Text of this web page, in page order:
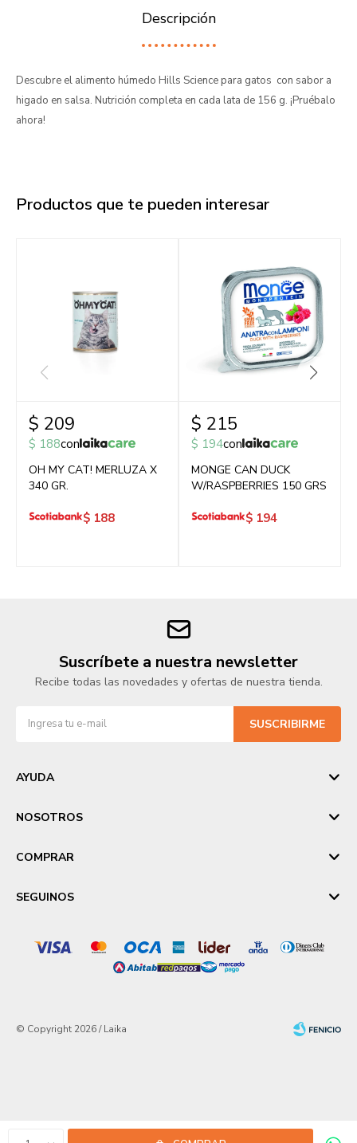
Descripción
Descubre el alimento húmedo Hills Science para gatos con sabor a
higado en salsa. Nutrición completa en cada lata de 156 g. ¡Pruébalo
ahora!
Productos que te pueden interesar
$ 209
$ 188con
OH MY CAT! MERLUZA X
340 GR.
$ 188
$ 215
$ 194con
MONGE CAN DUCK
W/RASPBERRIES 150 GRS
$ 194
Suscríbete a nuestra newsletter
Recibe todas las novedades y ofertas de nuestra tienda.
SUSCRIBIRME
AYUDA
NOSOTROS
COMPRAR
SEGUINOS
© Copyright 2026 / Laika